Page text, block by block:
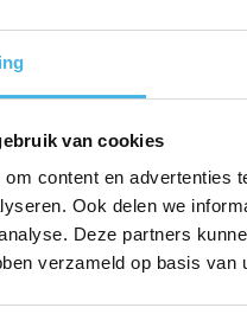
van cookies
content en advertenties
Ook delen we
Deze partners
verzameld op basis van